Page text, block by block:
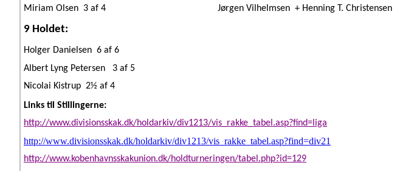
Miriam Olsen 3 af 4 Jørgen Vilhelmsen + Henning T. Christensen
9 Holdet:
Holger Danielsen 6 af 6
Albert Lyng Petersen
3 af 5
Nicolai Kistrup 2½ af 4
Links til Stillingerne:
http://www.divisionsskak.dk/holdarkiv/div1213/vis_rakke_tabel.asp?find=liga
http://www.divisionsskak.dk/holdarkiv/div1213/vis_rakke_tabel.asp?find=div21
http://www.kobenhavnsskakunion.dk/holdturneringen/tabel.php?id=129